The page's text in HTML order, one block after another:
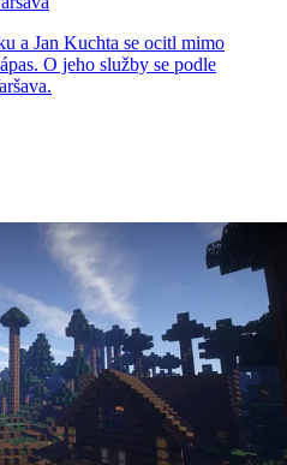
a Jan Kuchta se ocitl mimo
O jeho služby se podle